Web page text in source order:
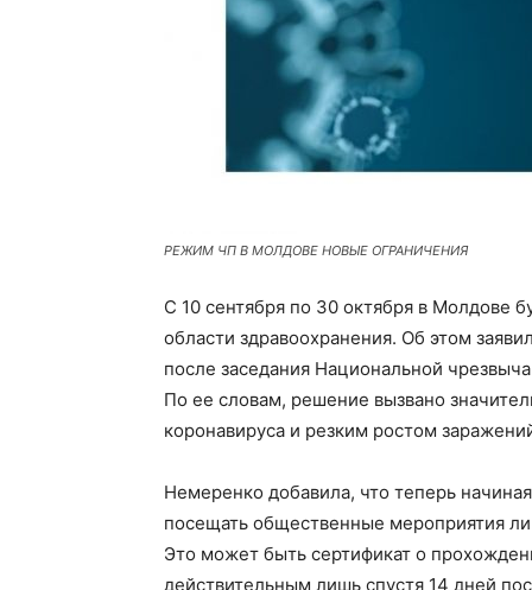
РЕЖИМ ЧП В МОЛДОВЕ НОВЫЕ ОГРАНИЧЕНИЯ
С 10 сентября по 30 октября в Молдове
области здравоохранения. Об этом
после заседания Национальной
По ее словам, решение вызвано
коронавируса и резким ростом
Немеренко добавила, что теперь
посещать общественные мероприятия
Это может быть сертификат о
действительным лишь спустя 14 дней